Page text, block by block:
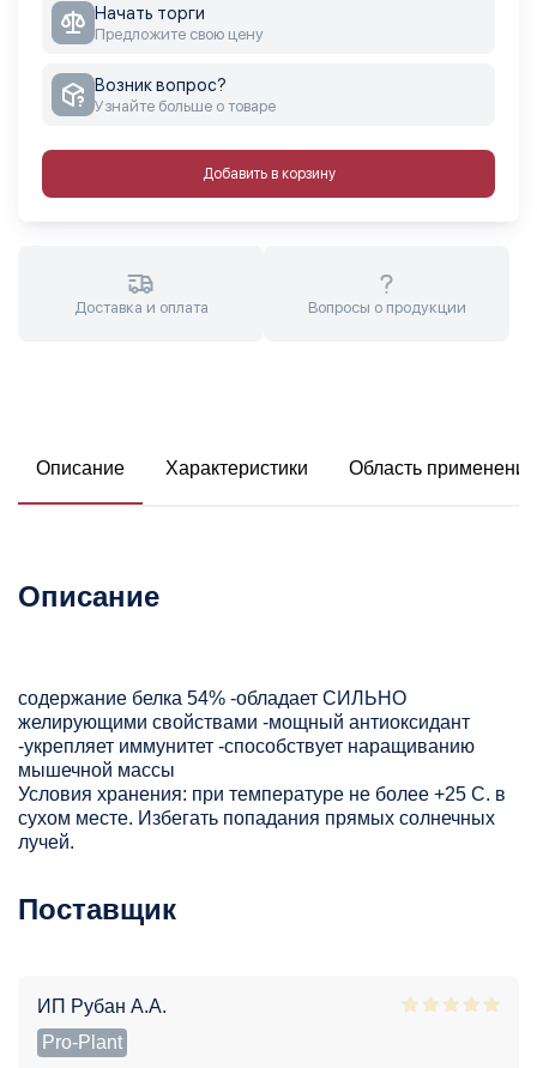
Начать торги
Предложите свою цену
Возник вопрос?
Узнайте больше о товаре
Добавить в корзину
Доставка и оплата Вопросы о продукции
Описание Характеристики Область применения
Описание
содержание белка 54% -обладает СИЛЬНО
желирующими свойствами -мощный антиоксидант
-укрепляет иммунитет -способствует наращиванию
мышечной массы
Условия хранения: при температуре не более +25 С. в
сухом месте. Избегать попадания прямых солнечных
лучей.
Поставщик
ИП Рубан А.А.
Pro-Plant